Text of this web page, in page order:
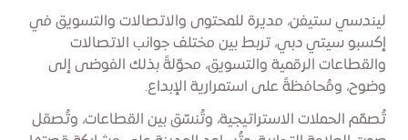
ليندسي ستيفن، مديرة للمحتوى والاتصالات والتسويق في
إكسبو سيتي دبي، تربط بين مختلف جوانب الاتصالات
والقطاعات الرقمية والتسويق، محوّلةً بذلك الفوضى إلى
وضوح، ومُحافظةً على استمرارية الإبداع.
تُصمّم الحملات الاستراتيجية، وتُنسّق بين القطاعات، وتُصقل